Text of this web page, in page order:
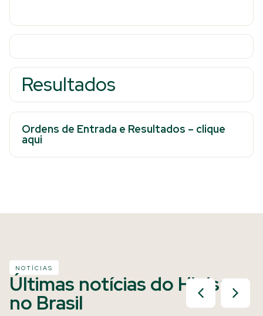
Resultados
Ordens de Entrada e Resultados – clique
aqui
NOTÍCIAS
Últimas notícias do Hipismo
no Brasil